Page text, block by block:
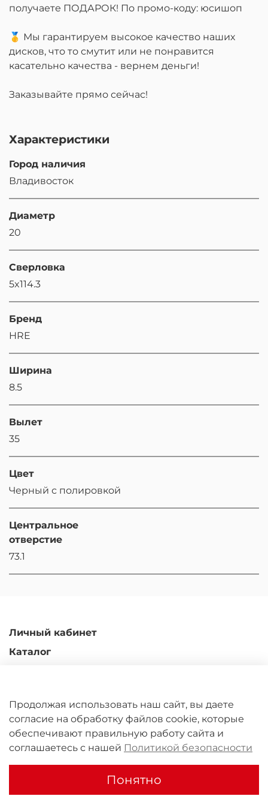
получаете ПОДАРОК! По промо-коду: юсишоп
🥇 Мы гарантируем высокое качество наших
дисков, что то смутит или не понравится
касательно качества - вернем деньги!
Заказывайте прямо сейчас!
Характеристики
Город наличия
Владивосток
Диаметр
20
Сверловка
5x114.3
Бренд
HRE
Ширина
8.5
Вылет
35
Цвет
Черный с полировкой
Центральное
отверстие
73.1
Личный кабинет
Каталог
Обмен и возврат
Контакты
ООО "Юрал Кастомс" 2011-2026
Продолжая использовать наш сайт, вы даете
согласие на обработку файлов cookie, которые
обеспечивают правильную работу сайта и
соглашаетесь с нашей Политикой безопасности
Понятно